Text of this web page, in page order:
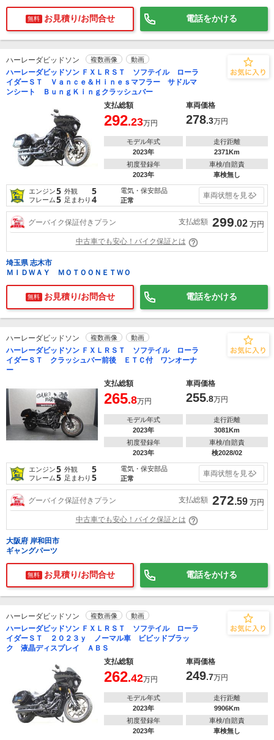
無料 お見積り/お問合せ 電話をかける
ハーレーダビッドソン 複数画像 動画
ハーレーダビッドソン ＦＸＬＲＳＴ ソフテイル ローラ
イダーＳＴ Ｖａｎｃｅ＆Ｈｉｎｅｓマフラー サドルマ
ンシート ＢｕｎｇＫｉｎｇクラッシュバー
支払総額
車両価格
292.23万円 278.3万円
モデル年式
2023年
走行距離
2371Km
初度登録年
2023年
車検/自賠責
車検無し
エンジン5 外観 5
フレーム5 足まわり 4
電気・保安部品
正常
車両状態を見る
グーバイク保証付きプラン 支払総額 299.02 万円
中古車でも安心！バイク保証とは
埼玉県 志木市
ＭＩＤＷＡＹ ＭＯＴＯＯＮＥＴＷＯ
無料 お見積り/お問合せ 電話をかける
ハーレーダビッドソン 複数画像 動画
ハーレーダビッドソン ＦＸＬＲＳＴ ソフテイル ローラ
イダーＳＴ クラッシュバー前後 ＥＴＣ付 ワンオーナ
ー
支払総額
車両価格
265.8万円 255.8万円
モデル年式
2023年
走行距離
3081Km
初度登録年
2023年
車検/自賠責
検2028/02
エンジン5 外観 5
フレーム5 足まわり 5
電気・保安部品
正常
車両状態を見る
グーバイク保証付きプラン 支払総額 272.59 万円
中古車でも安心！バイク保証とは
大阪府 岸和田市
ギャングパーツ
無料 お見積り/お問合せ 電話をかける
ハーレーダビッドソン 複数画像 動画
ハーレーダビッドソン ＦＸＬＲＳＴ ソフテイル ローラ
イダーＳＴ ２０２３ｙ ノーマル車 ビビッドブラッ
ク 液晶ディスプレイ ＡＢＳ
支払総額
車両価格
262.42万円 249.7万円
モデル年式
2023年
走行距離
9906Km
初度登録年
2023年
車検/自賠責
車検無し